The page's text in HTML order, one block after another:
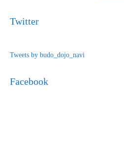
Twitter
Tweets by budo_dojo_navi
Facebook